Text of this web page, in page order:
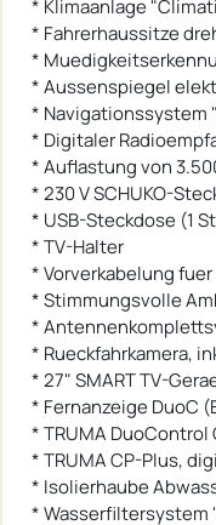
* Klimaanlage
* Fahrerhaussitze
*
* Aussenspiegel
* Navigationssystem
* Digitaler
* Auflastung von
* 230 V SCHUKO-
* USB-Steckdose (1
* TV-Halter
* Vorverkabelung
* Stimmungsvolle
*
* Rueckfahrkamera,
* 27" SMART TV-
* Fernanzeige DuoC
* TRUMA
* TRUMA CP-Plus,
* Isolierhaube
* Wasserfiltersystem